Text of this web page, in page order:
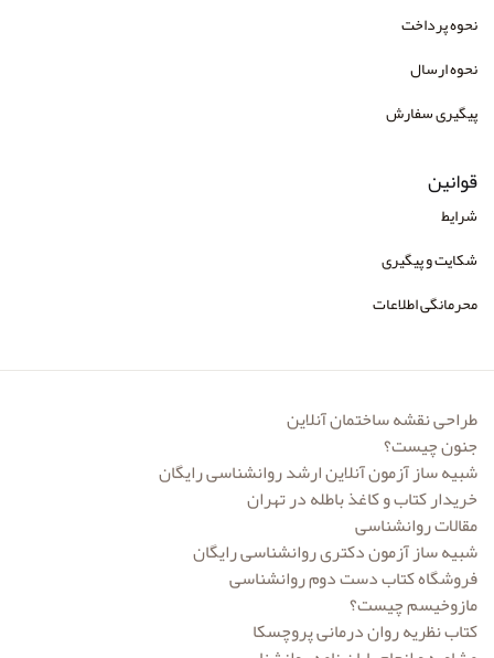
نحوه پرداخت
نحوه ارسال
پیگیری سفارش
قوانین
شرایط
شکایت و پیگیری
محرمانگی اطلاعات
طراحی نقشه ساختمان آنلاین
جنون چیست؟
شبیه ساز آزمون آنلاین ارشد روانشناسی رایگان
خریدار کتاب و کاغذ باطله در تهران
مقالات روانشناسی
شبیه ساز آزمون دکتری روانشناسی رایگان
فروشگاه کتاب دست دوم روانشناسی
مازوخیسم چیست؟
کتاب نظریه روان درمانی پروچسکا